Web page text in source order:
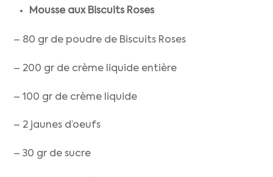
Mousse aux Biscuits Roses
– 80 gr de poudre de Biscuits Roses
– 200 gr de crème liquide entière
– 100 gr de crème liquide
– 2 jaunes d’oeufs
– 30 gr de sucre